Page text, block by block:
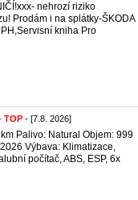
nehrozí riziko
Prodám i na splátky-ŠKODA
kniha Pro
TOP - [7.8. 2026]
Palivo: Natural Objem: 999
Výbava: Klimatizace,
počítač, ABS, ESP, 6x